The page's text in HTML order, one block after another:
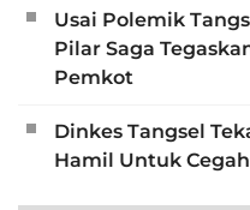
Usai Polemik
Pilar Saga
Pemkot
Dinkes Tangsel
Hamil Untuk